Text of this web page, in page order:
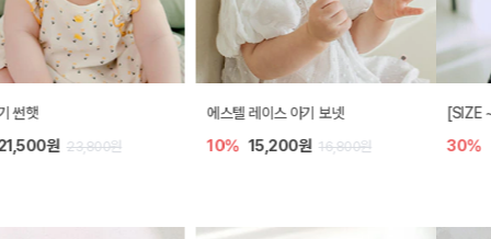
[SIZE ~6Y] 라본느 가디건
30% 23,100원
비야 니트 아기 가디건
5% 39,900원 42,000원